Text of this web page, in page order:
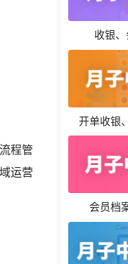
程管
运营
收银
开单收银
会员档